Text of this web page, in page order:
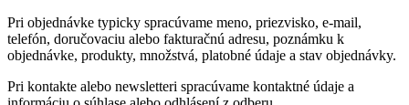
Pri objednávke typicky spracúvame meno, priezvisko, e-mail,
telefón, doručovaciu alebo fakturačnú adresu, poznámku k
objednávke, produkty, množstvá, platobné údaje a stav objednávky.
Pri kontakte alebo newsletteri spracúvame kontaktné údaje a